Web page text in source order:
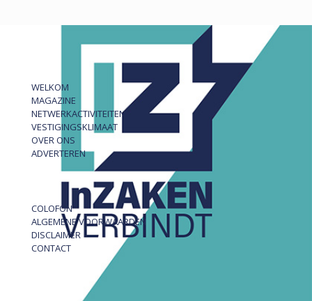
WELKOM
MAGAZINE
NETWERKACTIVITEITEN
VESTIGINGSKLIMAAT
OVER ONS
ADVERTEREN
COLOFON
ALGEMENE VOORWAARDEN
DISCLAIMER
CONTACT